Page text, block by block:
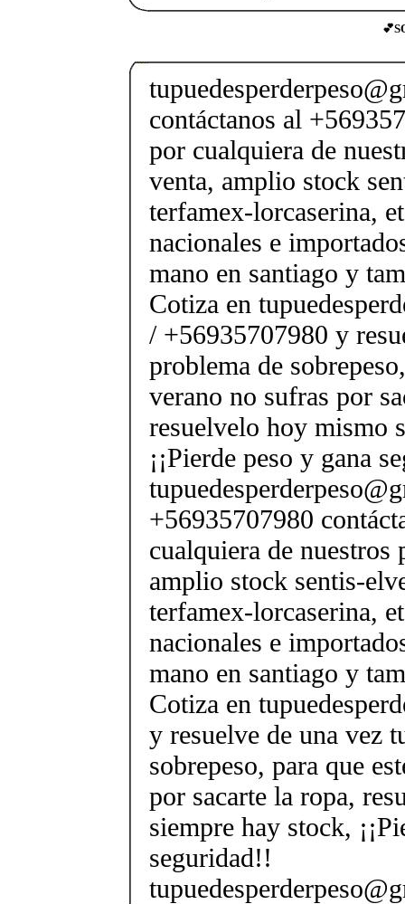
contáctanos al
por cualquiera de
venta, amplio stock
terfamex-lorcaserina,
nacionales e
mano en santiago y
Cotiza en
/ +56935707980 y
problema de
verano no sufras por
resuelvelo hoy mismo
¡¡Pierde peso y gana
+56935707980
cualquiera de nuestros
amplio stock sentis-
terfamex-lorcaserina,
nacionales e
mano en santiago y
Cotiza en
y resuelve de una vez
sobrepeso, para que
por sacarte la ropa,
siempre hay stock,
seguridad!!